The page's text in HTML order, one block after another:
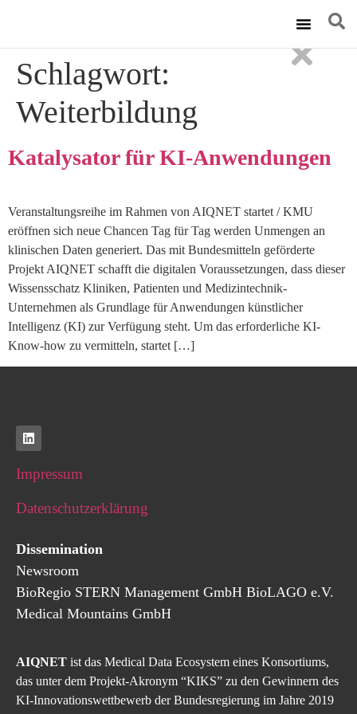
Schlagwort:
Weiterbildung
Katalysator für KI-Anwendungen
Veranstaltungsreihe im Rahmen von AIQNET startet / KMU
eröffnen sich neue Chancen Tag für Tag werden Unmengen an
klinischen Daten generiert. Das mit Bundesmitteln geförderte
Projekt AIQNET schafft die digitalen Voraussetzungen, dass dieser
Wissensschatz Kliniken, Patienten und Medizintechnik-
Unternehmen als Grundlage für Anwendungen künstlicher
Intelligenz (KI) zur Verfügung steht. Um das erforderliche KI-
Know-how zu vermitteln, startet […]
Impressum
Datenschutzerklärung
Dissemination
Newsroom
BioRegio STERN Management GmbH BioLAGO e.V.
Medical Mountains GmbH
AIQNET ist das Medical Data Ecosystem eines Konsortiums,
das unter dem Projekt-Akronym “KIKS” zu den Gewinnern des
KI-Innovationswettbewerb der Bundesregierung im Jahre 2019